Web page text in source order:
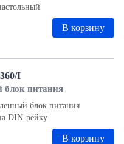
В корзину
I
питания
блок питания
DIN-рейку
В корзину